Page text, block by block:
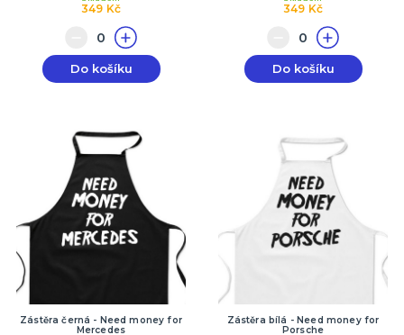
349 Kč
Do košíku
349 Kč
Do košíku
Zástěra černá - Need money for
Mercedes
Zástěra bílá - Need money for
Porsche